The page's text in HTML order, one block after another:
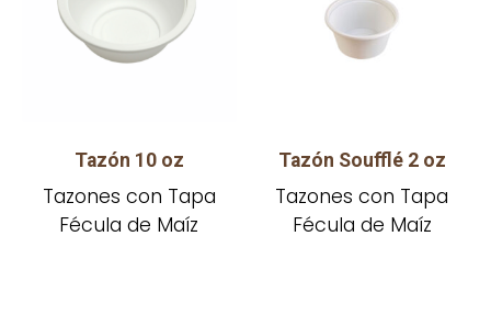
Tazón 10 oz
Tazones con Tapa
Fécula de Maíz
Tazón Soufflé 2 oz
Tazones con Tapa
Fécula de Maíz